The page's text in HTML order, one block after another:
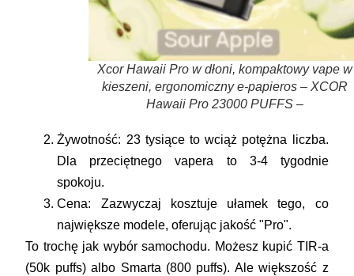
Xcor Hawaii Pro w dłoni, kompaktowy vape w
kieszeni, ergonomiczny e-papieros – XCOR
Hawaii Pro 23000 PUFFS –
Żywotność: 23 tysiące to wciąż potężna liczba.
Dla przeciętnego vapera to 3-4 tygodnie
spokoju.
Cena: Zazwyczaj kosztuje ułamek tego, co
największe modele, oferując jakość "Pro".
To trochę jak wybór samochodu. Możesz kupić TIR-a
(50k puffs) albo Smarta (800 puffs). Ale większość z